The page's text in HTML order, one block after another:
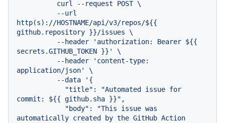
http(s)://HOSTNAME/api/v3/repos/${{
github.repository }}/issues \
secrets.GITHUB_TOKEN }}' \
application/json' \
commit: ${{ github.sha }}",
automatically created by the GitHub Action